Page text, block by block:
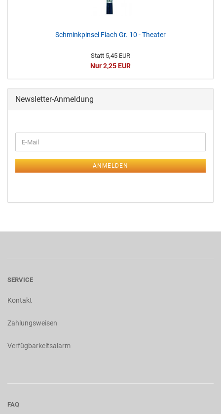
Schminkpinsel Flach Gr. 10 - Theater
Statt 5,45 EUR
Nur 2,25 EUR
Newsletter-Anmeldung
ANMELDEN
SERVICE
Kontakt
Zahlungsweisen
Verfügbarkeitsalarm
FAQ